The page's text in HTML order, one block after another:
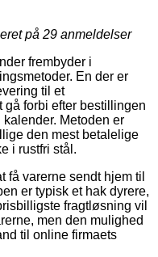
på 29 anmeldelser
frembyder i
En der er
til et
gå forbi efter bestillingen
Metoden er
den mest betalelige
i rustfri stål.
få varerne sendt hjem til
er typisk et hak dyrere,
fragtløsning vil
men den mulighed
til online firmaets